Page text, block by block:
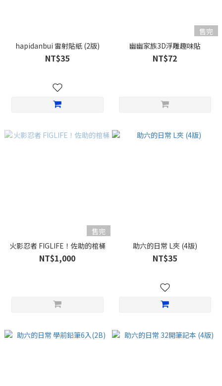
hapidanbui 雷射貼紙 (2版)
NT$35
售完
幽幽家族3D浮雕趣味貼
NT$72
售完
火影忍者 FIGLIFE！佐助的棺桶
NT$1,000
助六的日常 L夾 (4版)
NT$35